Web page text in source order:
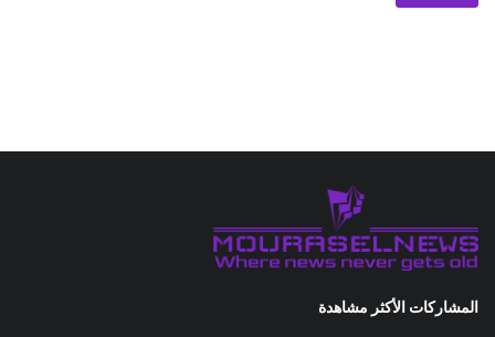
المشاركات الأكثر مشاهدة